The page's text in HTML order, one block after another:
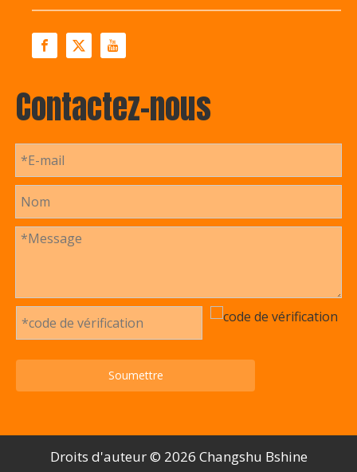
Contactez-nous
Soumettre
Droits d'auteur ©️ 2026 Changshu Bshine